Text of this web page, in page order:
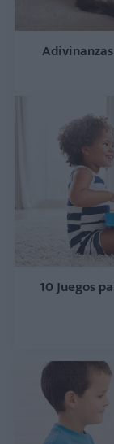
10 Juegos